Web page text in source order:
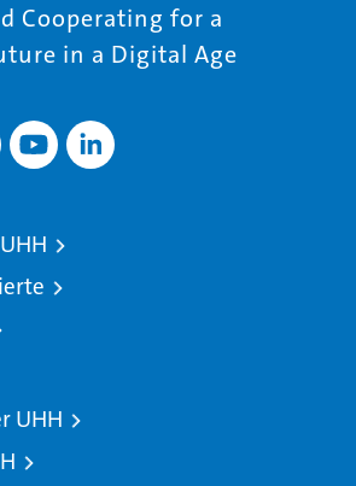
Cooperating for a
in a Digital Age
UHH